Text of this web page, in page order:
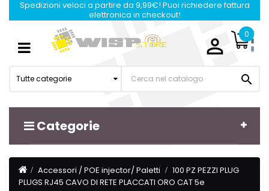
Spedizioni veloci a partire da 9,99€! Puoi richiedere fattura
elettronica in checkout!

0
Tutte categorie 
Categorie
Toggle
Accessori / POE injector/ Paletti
100 PZ PEZZI PLUG
PLUGS RJ45 CAVO DI RETE PLACCATI ORO CAT 5e